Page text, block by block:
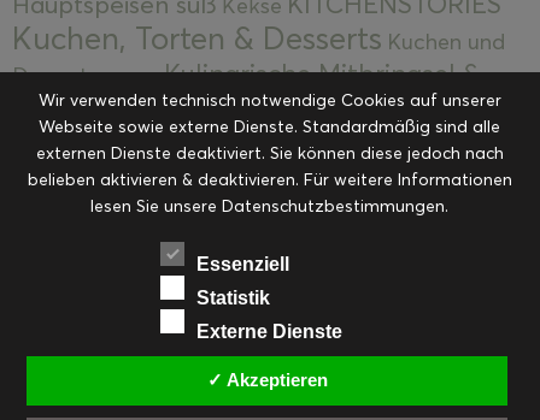
Kuchen, Torten & Desserts Kuchen und
Desserts
Kulinarische Mitbringsel &
Eingemachtes Ohne Kategorie Ostern Resteküche
RezepteSaisonalSliderStartseite
Suppen, Salate & Vorspeisen Vorspeisen &
Vorspeisen, Salate & Suppen
Weihnachten Workshops & Events
PINTEREST
Wir verwenden technisch notwendige Cookies auf unserer
Webseite sowie externe Dienste. Standardmäßig sind alle
externen Dienste deaktiviert. Sie können diese jedoch nach
belieben aktivieren & deaktivieren. Für weitere Informationen
lesen Sie unsere Datenschutzbestimmungen.
Essenziell
Statistik
Externe Dienste
✓ Akzeptieren